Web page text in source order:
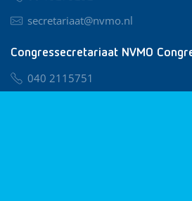
secretariaat@nvmo.nl
Congressecretariaat NVMO
040 2115751